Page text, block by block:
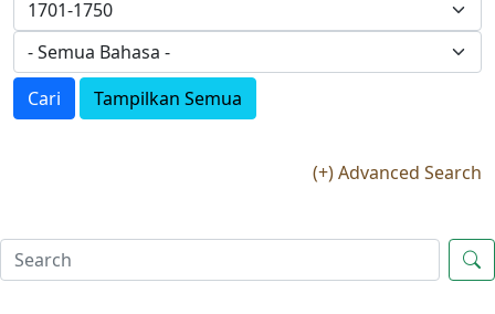
Cari Tampilkan Semua
(+) Advanced Search